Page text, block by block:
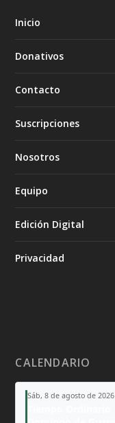
Inicio
Donativos
Contacto
Suscripciones
Nosotros
Equipo
Edición Digital
Privacidad
CALENDARIO
Sáb, 8 de agosto de 2026